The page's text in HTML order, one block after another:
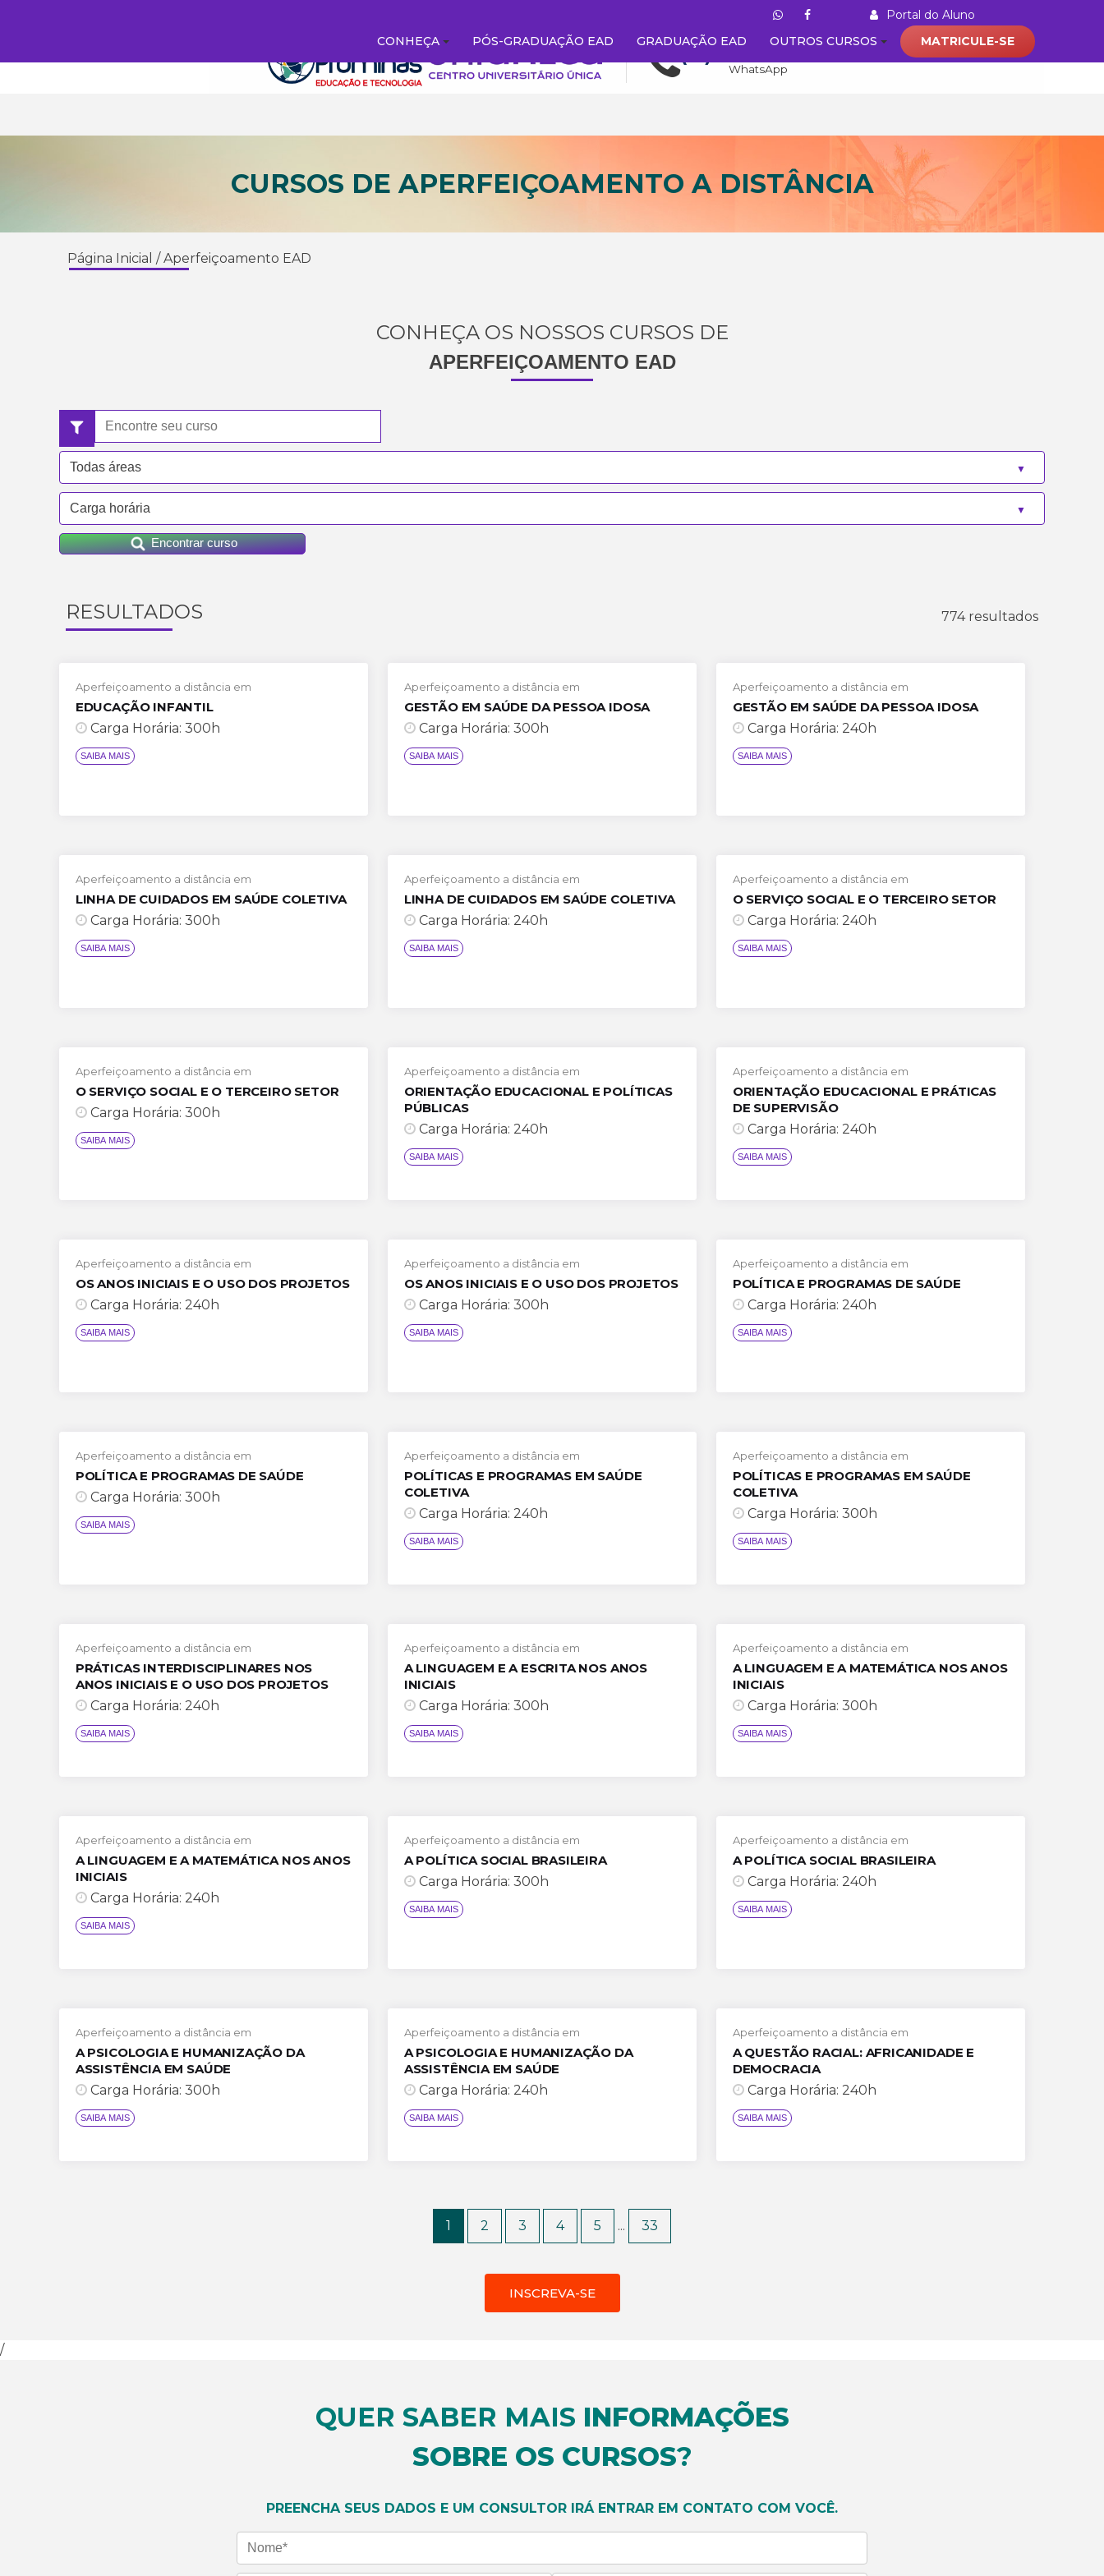
Portal do Aluno
(31) 98626 - 5222
CONHEÇA PÓS-GRADUAÇÃO EAD GRADUAÇÃO EAD OUTROS CURSOS MATRICULE-SE
CURSOS DE APERFEIÇOAMENTO A DISTÂNCIA
Página Inicial /Aperfeiçoamento EAD
CONHEÇA OS NOSSOS CURSOS DE
APERFEIÇOAMENTO EAD
Encontrar curso
RESULTADOS 774 resultados
Aperfeiçoamento a distância em
EDUCAÇÃO INFANTIL
Carga Horária: 300h
SAIBA MAIS
Aperfeiçoamento a distância em
GESTÃO EM SAÚDE DA PESSOA IDOSA
Carga Horária: 300h
Aperfeiçoamento a distância em
GESTÃO EM SAÚDE DA PESSOA IDOSA
Carga Horária: 240h
Aperfeiçoamento a distância em
LINHA DE CUIDADOS EM SAÚDE COLETIVA
Carga Horária: 300h
Aperfeiçoamento a distância em
LINHA DE CUIDADOS EM SAÚDE COLETIVA
Carga Horária: 240h
Aperfeiçoamento a distância em
O SERVIÇO SOCIAL E O TERCEIRO SETOR
Carga Horária: 240h
Aperfeiçoamento a distância em
O SERVIÇO SOCIAL E O TERCEIRO SETOR
Carga Horária: 300h
Aperfeiçoamento a distância em
ORIENTAÇÃO EDUCACIONAL E POLÍTICAS
PÚBLICAS
Carga Horária: 240h
Aperfeiçoamento a distância em
ORIENTAÇÃO EDUCACIONAL E PRÁTICAS
DE SUPERVISÃO
Carga Horária: 240h
Aperfeiçoamento a distância em
OS ANOS INICIAIS E O USO DOS PROJETOS
Carga Horária: 240h
SAIBA MAIS
Aperfeiçoamento a distância em
OS ANOS INICIAIS E O USO DOS PROJETOS
Carga Horária: 300h
Aperfeiçoamento a distância em
POLÍTICA E PROGRAMAS DE SAÚDE
Carga Horária: 240h
Aperfeiçoamento a distância em
POLÍTICA E PROGRAMAS DE SAÚDE
Carga Horária: 300h
Aperfeiçoamento a distância em
POLÍTICAS E PROGRAMAS EM SAÚDE
COLETIVA
Carga Horária: 240h
Aperfeiçoamento a distância em
POLÍTICAS E PROGRAMAS EM SAÚDE
COLETIVA
Carga Horária: 300h
Aperfeiçoamento a distância em
PRÁTICAS INTERDISCIPLINARES NOS
ANOS INICIAIS E O USO DOS PROJETOS
Carga Horária: 240h
Aperfeiçoamento a distância em
A LINGUAGEM E A ESCRITA NOS ANOS
INICIAIS
Carga Horária: 300h
Aperfeiçoamento a distância em
A LINGUAGEM E A MATEMÁTICA NOS ANOS
INICIAIS
Carga Horária: 300h
Aperfeiçoamento a distância em
A LINGUAGEM E A MATEMÁTICA NOS ANOS
INICIAIS
Carga Horária: 240h
Aperfeiçoamento a distância em
A POLÍTICA SOCIAL BRASILEIRA
Carga Horária: 300h
Aperfeiçoamento a distância em
A POLÍTICA SOCIAL BRASILEIRA
Carga Horária: 240h
Aperfeiçoamento a distância em
A PSICOLOGIA E HUMANIZAÇÃO DA
ASSISTÊNCIA EM SAÚDE
Carga Horária: 300h
Aperfeiçoamento a distância em
A PSICOLOGIA E HUMANIZAÇÃO DA
ASSISTÊNCIA EM SAÚDE
Carga Horária: 240h
Aperfeiçoamento a distância em
A QUESTÃO RACIAL: AFRICANIDADE E
DEMOCRACIA
Carga Horária: 240h
1 2 3 4 5 ... 33
INSCREVA-SE
/
QUER SABER MAIS INFORMAÇÕES
SOBRE OS CURSOS?
PREENCHA SEUS DADOS E UM CONSULTOR IRÁ ENTRAR EM CONTATO COM VOCÊ.
Nome